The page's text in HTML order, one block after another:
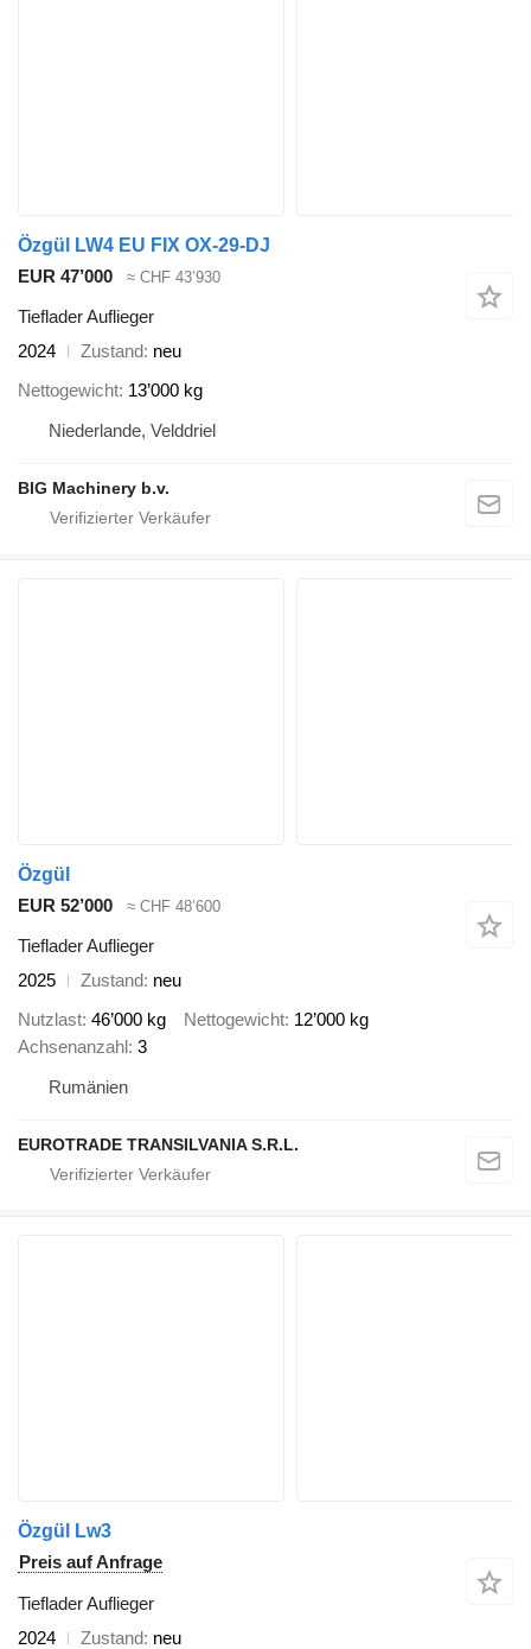
Özgül LW4 EU FIX OX-29-DJ
EUR 47’000
≈ CHF 43’930
Tieflader Auflieger
2024
Zustand neu
Nettogewicht 13’000 kg
Niederlande, Velddriel
BIG Machinery b.v.
Özgül
EUR 52’000
≈ CHF 48’600
Tieflader Auflieger
2025
Zustand neu
Nutzlast 46’000 kg Nettogewicht 12’000 kg
Achsenanzahl 3
Rumänien
EUROTRADE TRANSILVANIA S.R.L.
Özgül Lw3
Preis auf Anfrage
Tieflader Auflieger
2024
Zustand neu